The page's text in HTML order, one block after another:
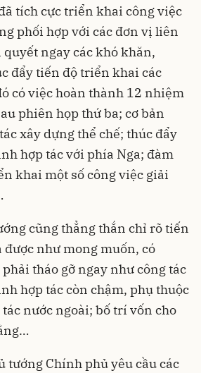
tích cực triển khai công việc
phối hợp với các đơn vị liên
ngay các khó khăn,
đẩy tiến độ triển khai các
có việc hoàn thành 12 nhiệm
phiên họp thứ ba; cơ bản
xây dựng thể chế; thúc đẩy
hợp tác với phía Nga; đàm
khai một số công việc giải
cũng thẳng thắn chỉ rõ tiến
được như mong muốn, có
tháo gỡ ngay như công tác
hợp tác còn chậm, phụ thuộc
nước ngoài; bố trí vốn cho
tướng Chính phủ yêu cầu các